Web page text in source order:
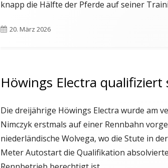
knapp die Hälfte der Pferde auf seiner
Veröffentlicht
20. März 2026
Höwings Electra qualifiziert
Die dreijährige Höwings Electra wurde am
Nimczyk erstmals auf einer Rennbahn
niederländische Wolvega, wo die Stute in
Meter Autostart die Qualifikation